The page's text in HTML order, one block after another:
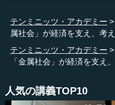
年）、アメリカのサンディア
たチームの一つが、金属の自
『ネイチャー』というイギ
す。銅とプラチナにおいて、
の意志を持った」ということ
ニューメキシコ州アルバカー
テンミニッツ・アカデミー
属社会」が経済を支え、考
テンミニッツ・アカデミー
「金属社会」が経済を支え
人気の講義TOP10